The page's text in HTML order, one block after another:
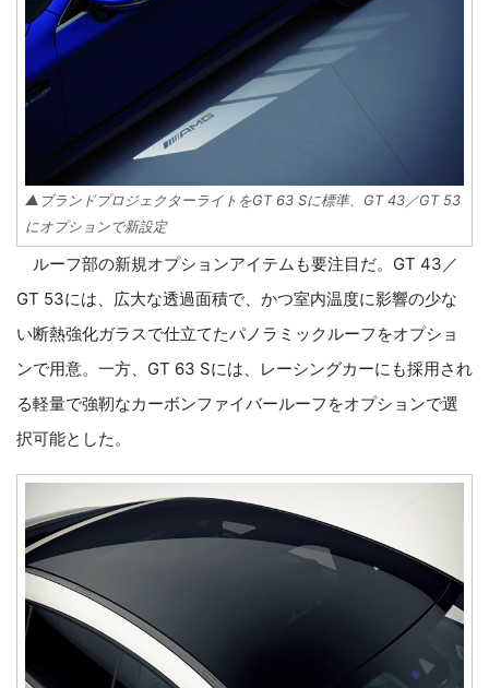
▲ブランドプロジェクターライトをGT 63 Sに標準、GT 43／GT 53
にオプションで新設定
ルーフ部の新規オプションアイテムも要注目だ。GT 43／
GT 53には、広大な透過面積で、かつ室内温度に影響の少な
い断熱強化ガラスで仕立てたパノラミックルーフをオプショ
ンで用意。一方、GT 63 Sには、レーシングカーにも採用され
る軽量で強靭なカーボンファイバールーフをオプションで選
択可能とした。